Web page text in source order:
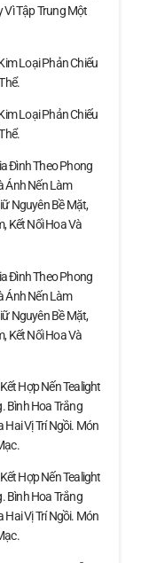
Vì Tập Trung Một
Loại Phản Chiếu
Loại Phản Chiếu
Đình Theo Phong
Ánh Nến Làm
Nguyên Bề Mặt,
Kết Nối Hoa Và
Đình Theo Phong
Ánh Nến Làm
Nguyên Bề Mặt,
Kết Nối Hoa Và
Hợp Nến Tealight
Bình Hoa Trắng
Vị Trí Ngồi. Món
Hợp Nến Tealight
Bình Hoa Trắng
Vị Trí Ngồi. Món